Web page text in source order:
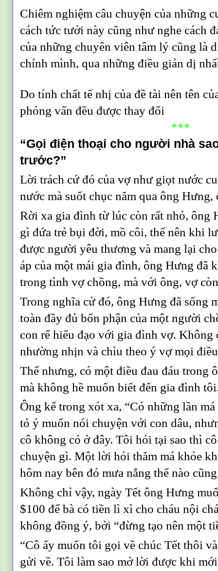
Chiêm nghiệm câu chuyện của những
cách tức tưởi này cũng như nghe cách
của những chuyên viên tâm lý cũng là
chính mình, qua những điều giản dị
Do tính chất tế nhị của đề tài nên tên
phỏng vấn đều được thay đổi
***
“Gọi điện thoại cho người nhà
trước?”
Lời trách cứ đó của vợ như giọt nước
nước mà suốt chục năm qua ông
Rời xa gia đình từ lúc còn rất nhỏ, ông
gì đứa trẻ bụi đời, mồ côi, thế nên khi
được người yêu thương và mang lại
áp của một mái gia đình, ông Hưng đã
trong tình vợ chồng, mà với ông, vợ
Trong nghĩa cử đó, ông Hưng đã sống
toàn đầy đủ bổn phận của một người
con rể hiếu đạo với gia đình vợ. Không
nhường nhịn và chìu theo ý vợ mọi
Thế nhưng, có một điều đau đáu trong
mà không hề muốn biết đến gia đình
Ông kể trong xót xa, “Có những lần
tỏ ý muốn nói chuyện với con dâu,
cô không có ở đây. Tôi hỏi tại sao thì
chuyện gì. Một lời hỏi thăm má khỏe
hôm nay bên đó mưa nắng thế nào
Không chỉ vậy, ngày Tết ông Hưng
$100 để bà có tiền lì xì cho cháu nội
không đồng ý, bởi “đừng tạo nên một
“Cô ấy muốn tôi gọi về chúc Tết thôi
gửi về. Tôi làm sao mở lời được khi